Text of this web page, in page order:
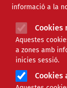
informació a la
Cookies
Aquestes
a zones amb
inicies sessió.
Cookies